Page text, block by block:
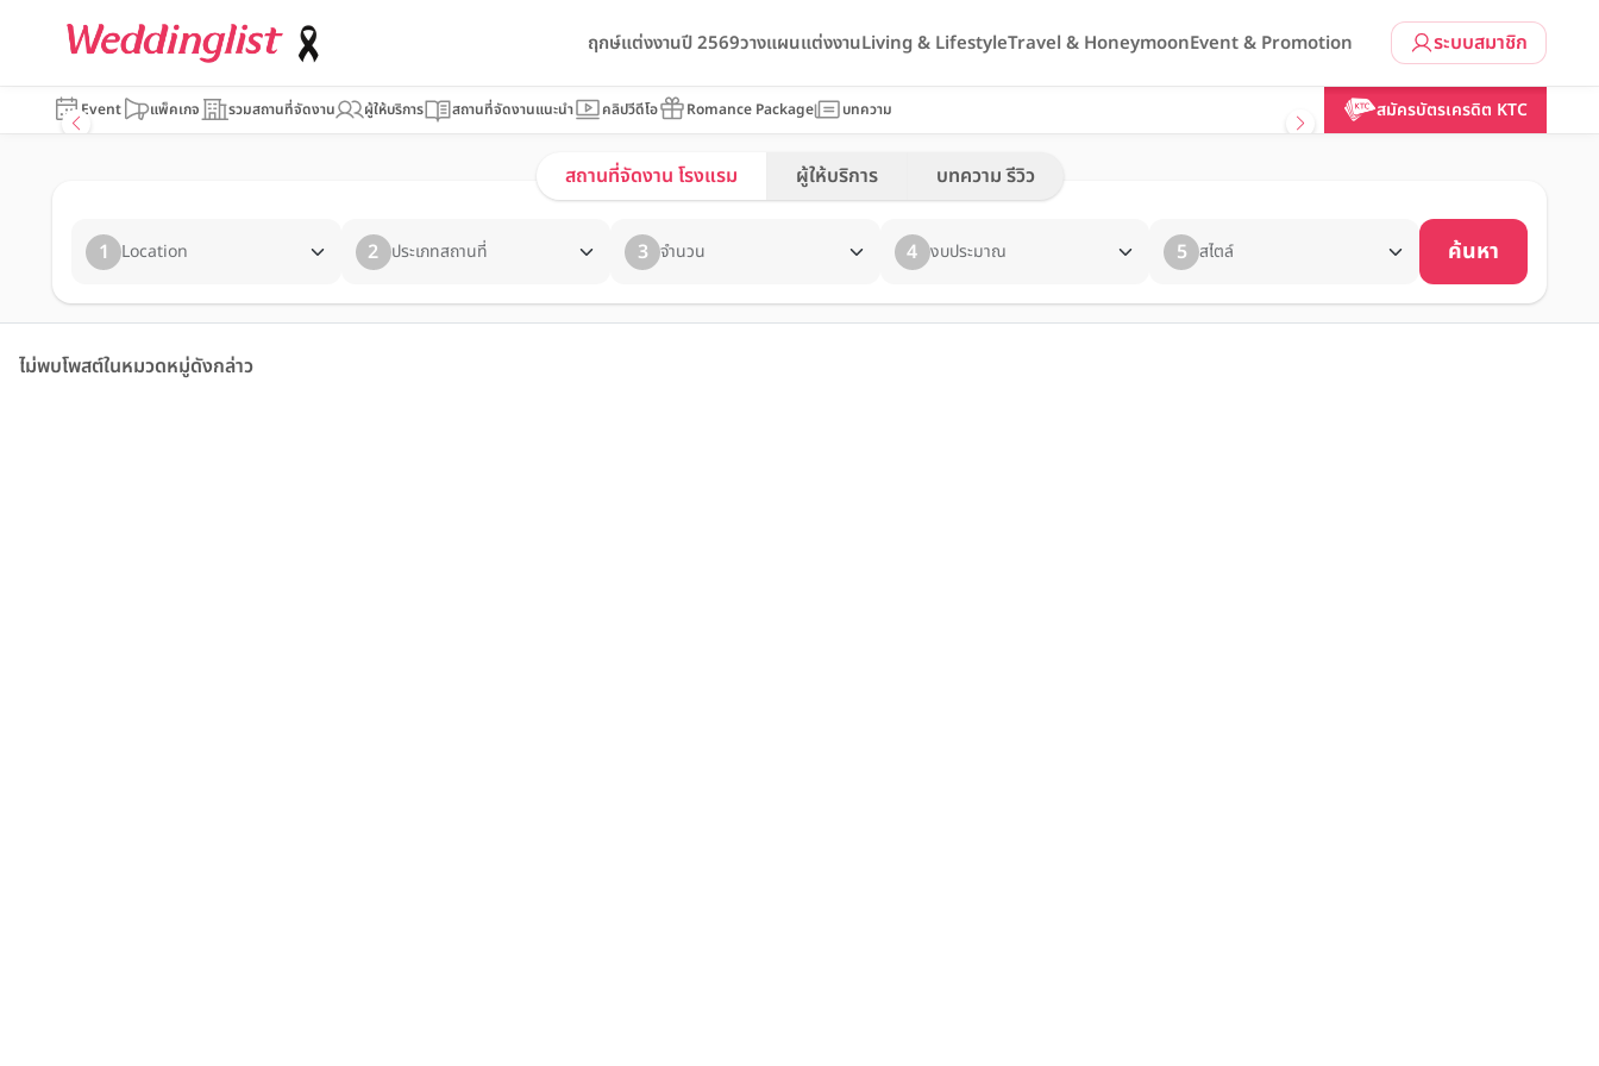
ระบบสมาชิก
ฤกษ์แต่งงานปี 2569วางแผนแต่งงานLiving & LifestyleTravel & HoneymoonEvent & Promotion
Event แพ็คเกจ รวมสถานที่จัดงาน ผู้ให้บริการ สถานที่จัดงานแนะนำ คลิปวีดีโอ Romance Package บทความ สมัครบัตรเครดิต KTC
สถานที่จัดงาน โรงแรม ผู้ให้บริการ บทความ รีวิว
1 Location 2 ประเภทสถานที่ 3 จำนวน 4 งบประมาณ 5 สไตล์ ค้นหา
ไม่พบโพสต์ในหมวดหมู่ดังกล่าว